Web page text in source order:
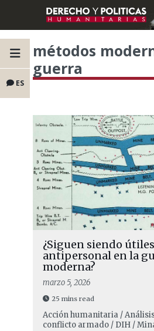
ES
métodos
guerra
¿Siguen siendo
antipersonal en la
moderna?
marzo 5, 2026
25 mins read
Acción humanitaria /
conflicto armado / DIH /